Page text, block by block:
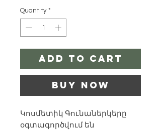
Quantity *
Add to Cart
Buy Now
Կոսմետիկ Գունաներկերը
օգտագործվում են